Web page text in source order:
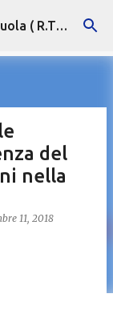
Regolarità e Trasparenza nella Scuola ( R.T.S. )
del
nella
11, 2018